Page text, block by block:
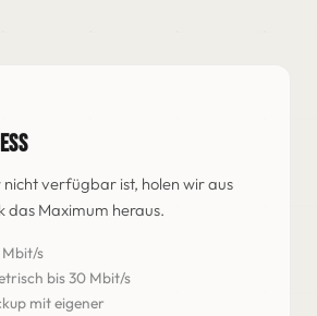
verfügbar ist, holen wir aus
das Maximum heraus.
s
bis 30 Mbit/s
mit eigener